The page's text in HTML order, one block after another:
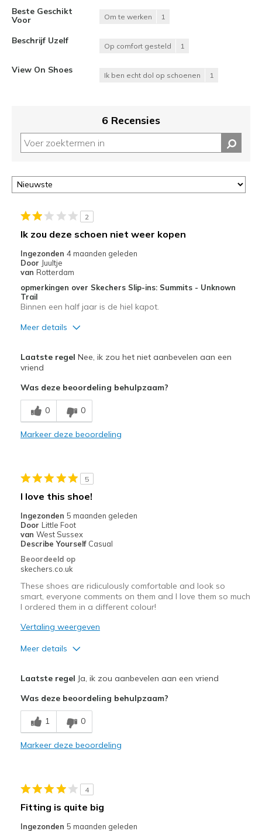
Beste Geschikt
Voor
Om te werken 1
Beschrijf Uzelf
Op comfort gesteld 1
View On Shoes
Ik ben echt dol op schoenen 1
6 Recensies
2
Ik zou deze schoen niet weer kopen
Ingezonden 4 maanden geleden
Door Juultje
van Rotterdam
opmerkingen over Skechers Slip-ins: Summits - Unknown
Trail
Binnen een half jaar is de hiel kapot.
Meer details
Verslijt snel
Laatste regel Nee, ik zou het niet aanbevelen aan een
vriend
Was deze beoordeling behulpzaam?
0 0
Markeer deze beoordeling
5
I love this shoe!
Ingezonden 5 maanden geleden
Door Little Foot
van West Sussex
Describe Yourself Casual
Beoordeeld op
skechers.co.uk
These shoes are ridiculously comfortable and look so
smart, everyone comments on them and I love them so much
I ordered them in a different colour!
Vertaling weergeven
Meer details
Breathe Well
Comfortable
Beste toepassingen
Laatste regel Ja, ik zou aanbevelen aan een vriend
Was deze beoordeling behulpzaam?
1 0
Markeer deze beoordeling
4
Fitting is quite big
Ingezonden 5 maanden geleden